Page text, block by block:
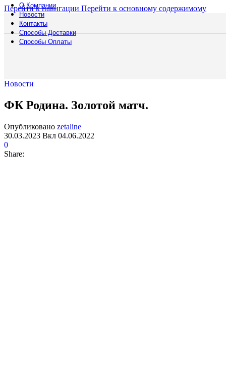
Перейти к навигации Перейти к основному содержимому
О Компании
Новости
Контакты
Способы Доставки
Способы Оплаты
Новости
ФК Родина. Золотой матч.
Опубликовано zetaline
30.03.2023 Вкл 04.06.2022
0
Share: